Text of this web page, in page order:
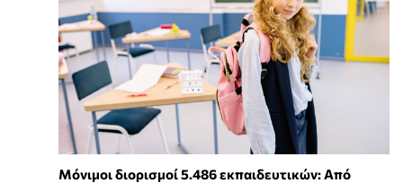
Μόνιμοι διορισμοί 5.486 εκπαιδευτικών: Από